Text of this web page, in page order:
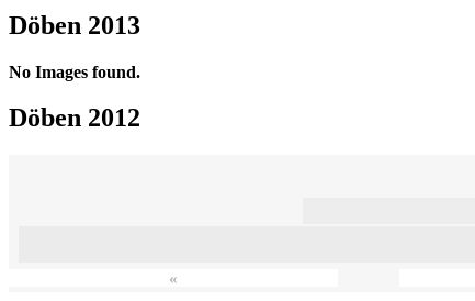
Döben 2013
No Images found.
Döben 2012
«